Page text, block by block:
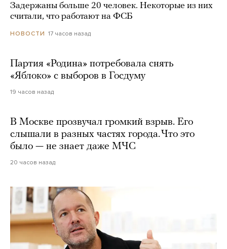
Задержаны больше 20 человек. Некоторые из них
считали, что работают на ФСБ
НОВОСТИ 17 часов назад
Партия «Родина» потребовала снять
«Яблоко» с выборов в Госдуму
19 часов назад
В Москве прозвучал громкий взрыв. Его
слышали в разных частях города. Что это
было — не знает даже МЧС
20 часов назад